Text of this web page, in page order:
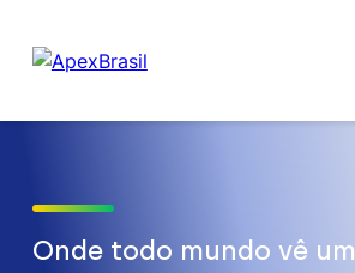
Onde todo mundo vê um